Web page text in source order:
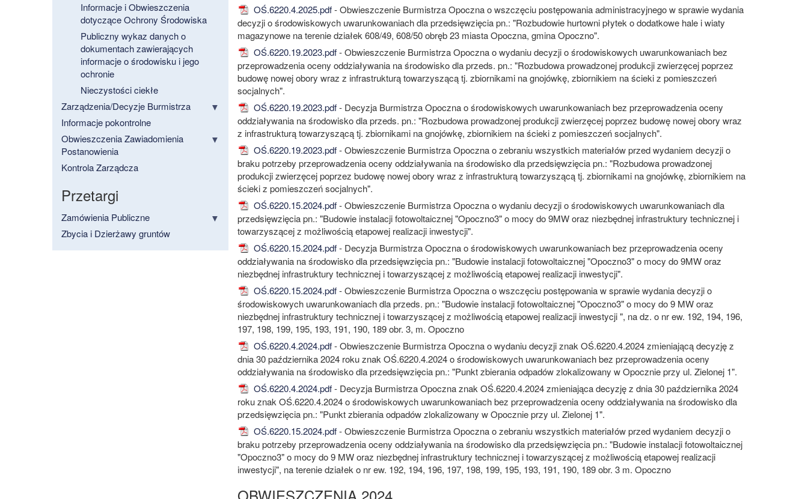
Informacje i Obwieszczenia
dotyczące Ochrony Środowiska
Publiczny wykaz danych o
dokumentach zawierających
informacje o środowisku i jego
ochronie
Nieczystości ciekłe
Zarządzenia/Decyzje Burmistrza
Informacje pokontrolne
Obwieszczenia Zawiadomienia
Postanowienia
Kontrola Zarządcza
Przetargi
Zamówienia Publiczne
Zbycia i Dzierżawy gruntów
OŚ.6220.4.2025.pdf - Obwieszczenie Burmistrza Opoczna o wszczęciu postępowania administracyjnego w sprawie wydania
decyzji o środowiskowych uwarunkowaniach dla przedsięwzięcia pn.: "Rozbudowie hurtowni płytek o dodatkowe hale i wiaty
magazynowe na terenie działek 608/49, 608/50 obręb 23 miasta Opoczna, gmina Opoczno".
OŚ.6220.19.2023.pdf - Obwieszczenie Burmistrza Opoczna o wydaniu decyzji o środowiskowych uwarunkowaniach bez
przeprowadzenia oceny oddziaływania na środowisko dla przeds. pn.: "Rozbudowa prowadzonej produkcji zwierzęcej poprzez
budowę nowej obory wraz z infrastrukturą towarzyszącą tj. zbiornikami na gnojówkę, zbiornikiem na ścieki z pomieszczeń
socjalnych".
OŚ.6220.19.2023.pdf - Decyzja Burmistrza Opoczna o środowiskowych uwarunkowaniach bez przeprowadzenia oceny
oddziaływania na środowisko dla przeds. pn.: "Rozbudowa prowadzonej produkcji zwierzęcej poprzez budowę nowej obory wraz
z infrastrukturą towarzyszącą tj. zbiornikami na gnojówkę, zbiornikiem na ścieki z pomieszczeń socjalnych".
OŚ.6220.19.2023.pdf - Obwieszczenie Burmistrza Opoczna o zebraniu wszystkich materiałów przed wydaniem decyzji o
braku potrzeby przeprowadzenia oceny oddziaływania na środowisko dla przedsięwzięcia pn.: "Rozbudowa prowadzonej
produkcji zwierzęcej poprzez budowę nowej obory wraz z infrastrukturą towarzyszącą tj. zbiornikami na gnojówkę, zbiornikiem na
ścieki z pomieszczeń socjalnych".
OŚ.6220.15.2024.pdf - Obwieszczenie Burmistrza Opoczna o wydaniu decyzji o środowiskowych uwarunkowaniach dla
przedsięwzięcia pn.: "Budowie instalacji fotowoltaicznej "Opoczno3" o mocy do 9MW oraz niezbędnej infrastruktury technicznej i
towarzyszącej z możliwością etapowej realizacji inwestycji".
OŚ.6220.15.2024.pdf - Decyzja Burmistrza Opoczna o środowiskowych uwarunkowaniach bez przeprowadzenia oceny
oddziaływania na środowisko dla przedsięwzięcia pn.: "Budowie instalacji fotowoltaicznej "Opoczno3" o mocy do 9MW oraz
niezbędnej infrastruktury technicznej i towarzyszącej z możliwością etapowej realizacji inwestycji".
OŚ.6220.15.2024.pdf - Obwieszczenie Burmistrza Opoczna o wszczęciu postępowania w sprawie wydania decyzji o
środowiskowych uwarunkowaniach dla przeds. pn.: "Budowie instalacji fotowoltaicznej "Opoczno3" o mocy do 9 MW oraz
niezbędnej infrastruktury technicznej i towarzyszącej z możliwością etapowej realizacji inwestycji ", na dz. o nr ew. 192, 194, 196,
197, 198, 199, 195, 193, 191, 190, 189 obr. 3, m. Opoczno
OŚ.6220.4.2024.pdf - Obwieszczenie Burmistrza Opoczna o wydaniu decyzji znak OŚ.6220.4.2024 zmieniającą decyzję z
dnia 30 października 2024 roku znak OŚ.6220.4.2024 o środowiskowych uwarunkowaniach bez przeprowadzenia oceny
oddziaływania na środowisko dla przedsięwzięcia pn.: "Punkt zbierania odpadów zlokalizowany w Opocznie przy ul. Zielonej 1".
OŚ.6220.4.2024.pdf - Decyzja Burmistrza Opoczna znak OŚ.6220.4.2024 zmieniająca decyzję z dnia 30 października 2024
roku znak OŚ.6220.4.2024 o środowiskowych uwarunkowaniach bez przeprowadzenia oceny oddziaływania na środowisko dla
przedsięwzięcia pn.: "Punkt zbierania odpadów zlokalizowany w Opocznie przy ul. Zielonej 1".
OŚ.6220.15.2024.pdf - Obwieszczenie Burmistrza Opoczna o zebraniu wszystkich materiałów przed wydaniem decyzji o
braku potrzeby przeprowadzenia oceny oddziaływania na środowisko dla przedsięwzięcia pn.: "Budowie instalacji fotowoltaicznej
"Opoczno3" o mocy do 9 MW oraz niezbędnej infrastruktury technicznej i towarzyszącej z możliwością etapowej realizacji
inwestycji", na terenie działek o nr ew. 192, 194, 196, 197, 198, 199, 195, 193, 191, 190, 189 obr. 3 m. Opoczno